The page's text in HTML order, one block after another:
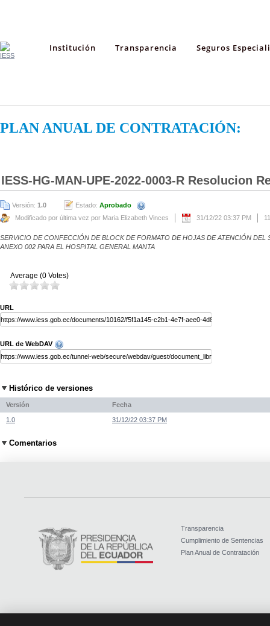
Institución Transparencia Seguros
PLAN ANUAL DE CONTRATACIÓN:
IESS-HG-MAN-UPE-2022-0003-R Resolucion
Versión: 1.0 Estado: Aprobado
Modificado por última vez por Maria Elizabeth Vinces
31/12/22 03:37 PM
SERVICIO DE CONFECCIÓN DE BLOCK DE FORMATO DE HOJAS DE ATENCIÓN DEL
ANEXO 002 PARA EL HOSPITAL GENERAL MANTA
Average (0 Votes)
URL
URL de WebDAV
Histórico de versiones
Versión Fecha
1.0 31/12/22 03:37 PM
Comentarios
Transparencia
Cumplimiento de Sentencias
Plan Anual de Contratación